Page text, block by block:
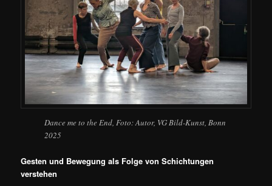
Dance me to the End, Foto: Autor, VG Bild-Kunst, Bonn
2025
Gesten und Bewegung als Folge von Schichtungen
verstehen